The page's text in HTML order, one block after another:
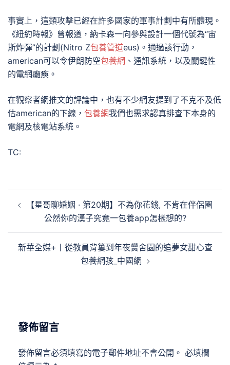
事實上，這類攻擊已經在許多國家的軍事計劃中有所體現。
《紐約時報》曾報道，納卡森一向參與設計一個代號為“宙
斯炸彈”的計劃(Nitro Z包養管道eus)。通過該行動，
american可以令伊朗防空包養網 、通訊系統，以及關鍵性
的電網癱瘓。
在觀察者網推文的評論中，也有不少網友提到了不克不及低
估american的下線， 包養網我們也需求認真排查下本身的
電網及核電站系統。
TC:
章
【星哥聊婚姻 · 第20期】不為你花錢, 不肯在伴侶圈
公然你的漢子究竟一包養app怎樣想的?
新華全媒+丨從教員背簍到年夜黌舍園的追夢女甜心查
包養網孩_中國網
發佈留言
發佈留言必須填寫的電子郵件地址不會公開。 必填欄